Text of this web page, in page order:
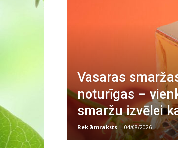
Vasaras
noturīgas –
smaržu izvēlei
Reklāmraksts - 04/08/2026